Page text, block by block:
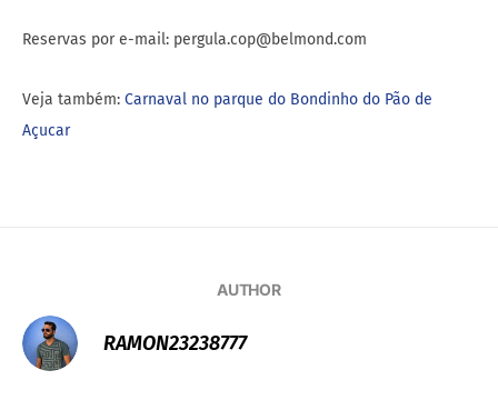
Reservas por e-mail: pergula.cop@belmond.com
Veja também: Carnaval no parque do Bondinho do Pão de
Açucar
AUTHOR
RAMON23238777